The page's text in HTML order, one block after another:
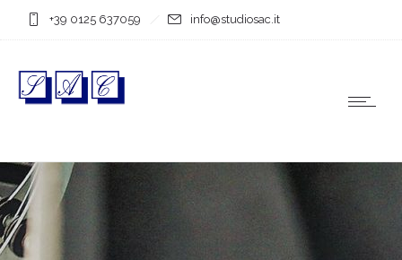
+39 0125 637059 info@studiosac.it